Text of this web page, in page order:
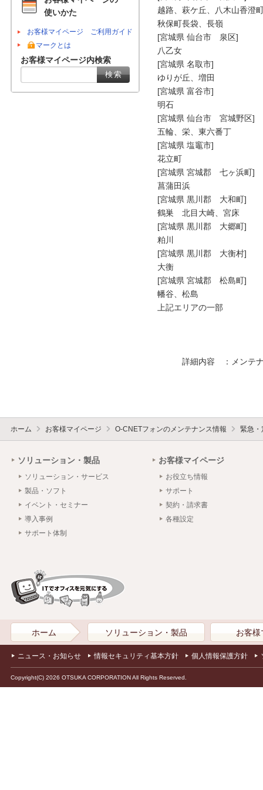
越路、萩ケ丘、八木山香澄
秋保町長袋、長嶺
[宮城県 仙台市　泉区]
八乙女
[宮城県 名取市]
ゆりが丘、増田
[宮城県 富谷市]
明石
[宮城県 仙台市　宮城野区]
五輪、栄、東六番丁
[宮城県 塩竈市]
花立町
[宮城県 宮城郡　七ヶ浜町]
菖蒲田浜
[宮城県 黒川郡　大和町]
鶴巣　北目大崎、宮床
[宮城県 黒川郡　大郷町]
粕川
[宮城県 黒川郡　大衡村]
大衡
[宮城県 宮城郡　松島町]
幡谷、松島
上記エリアの一部
詳細内容　：メンテナ
使いかた
お客様マイページ ご利用ガイド
マークとは
お客様マイページ内検索
ホーム お客様マイページ O-CNETフォンのメンテナンス情報 緊急・
ソリューション・製品
ソリューション・サービス
製品・ソフト
イベント・セミナー
導入事例
サポート体制
お客様マイページ
お役立ち情報
サポート
契約・請求書
各種設定
ホーム ソリューション・製品 お客様
ニュース・お知らせ 情報セキュリティ基本方針 個人情報保護方針
Copyright(C) 2026 OTSUKA CORPORATION All Rights Reserved.